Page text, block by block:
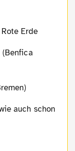
Erde
(Benfica
auch schon